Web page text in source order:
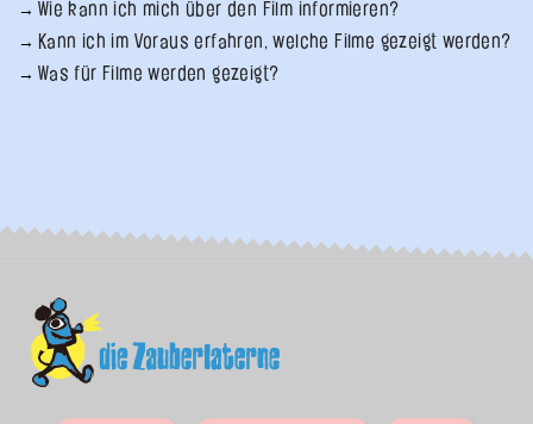
Wie kann ich mich über den Film informieren?
Kann ich im Voraus erfahren, welche Filme gezeigt werden?
Was für Filme werden gezeigt?